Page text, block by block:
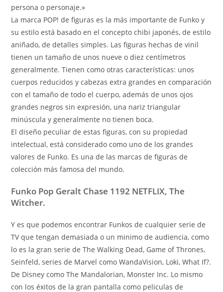
persona o personaje.»
La marca POP! de figuras es la más importante de Funko y
su estilo está basado en el concepto chibi japonés, de estilo
aniñado, de detalles simples. Las figuras hechas de vinil
tienen un tamaño de unos nueve o diez centímetros
generalmente. Tienen como otras características: unos
cuerpos reducidos y cabezas extra grandes en comparación
con el tamaño de todo el cuerpo, además de unos ojos
grandes negros sin expresión, una nariz triangular
minúscula y generalmente no tienen boca.
El diseño peculiar de estas figuras, con su propiedad
intelectual, está considerado como uno de los grandes
valores de Funko. Es una de las marcas de figuras de
colección más famosa del mundo.
Funko Pop Geralt Chase 1192 NETFLIX, The
Witcher.
Y es que podemos encontrar Funkos de cualquier serie de
TV que tengan demasiada o un minimo de audiencia, como
lo es la gran serie de The Walking Dead, Game of Thrones,
Seinfeld, series de Marvel como WandaVision, Loki, What If?.
De Disney como The Mandalorian, Monster Inc. Lo mismo
con los éxitos de la gran pantalla como peliculas de